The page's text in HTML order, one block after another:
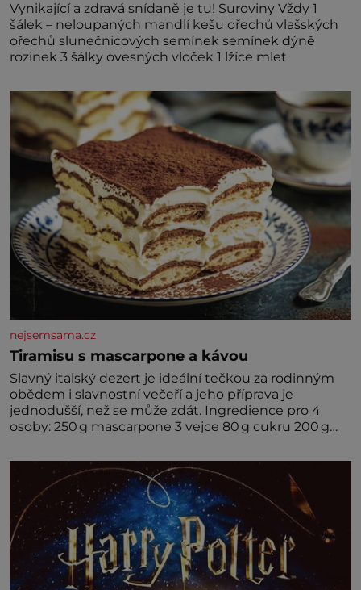
Vynikající a zdravá snídaně je tu! Suroviny Vždy 1
šálek – neloupaných mandlí kešu ořechů vlašských
ořechů slunečnicových semínek semínek dýně
rozinek 3 šálky ovesných vloček 1 lžíce mlet
nejsemsama.cz
Tiramisu s mascarpone a kávou
Slavný italský dezert je ideální tečkou za rodinným
obědem i slavnostní večeří a jeho příprava je
jednodušší, než se může zdát. Ingredience pro 4
osoby: 250 g mascarpone 3 vejce 80 g cukru 200 g
amaretta kakao na posypání Postup: Oddělte
žloutky od bílků. Žloutky vyšlehejte s cukrem do
světlé pěny a postupně do nich vmíchejte
mascarpone, aby vznikl hladký